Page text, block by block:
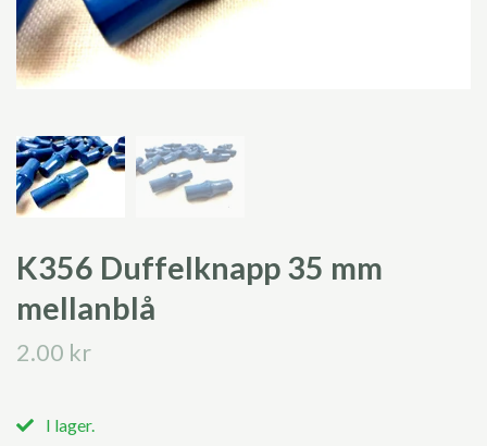
K356 Duffelknapp 35 mm
mellanblå
2.00 kr
I lager.